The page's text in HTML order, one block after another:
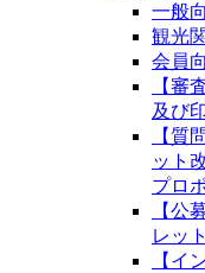
一般
観光
会員
【審
及び
【質
ット
プロ
【公
レッ
【イ